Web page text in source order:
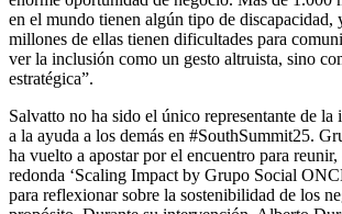
en el mundo tienen algún tipo de discapacidad,
millones de ellas tienen dificultades para
ver la inclusión como un gesto altruista, sino
estratégica”.
Salvatto no ha sido el único representante de
a la ayuda a los demás en #SouthSummit25.
ha vuelto a apostar por el encuentro para
redonda ‘Scaling Impact by Grupo Social
para reflexionar sobre la sostenibilidad de los